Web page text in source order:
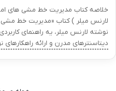
خلاصه کتاب مدیریت خط مشی های
لارنس میلر ) کتاب «مدیریت خط مشی
نوشته لارنس میلر، یه راهنمای
دیتاسنترهای مدرن و ارائه راهکارهای